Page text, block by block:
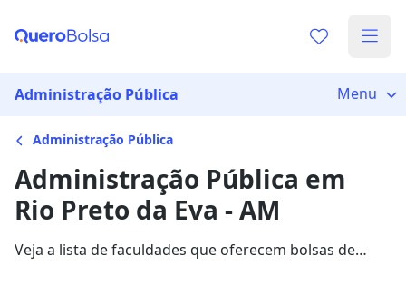
Administração Pública Menu
Administração Pública
Administração Pública em
Rio Preto da Eva - AM
Veja a lista de faculdades que oferecem bolsas de